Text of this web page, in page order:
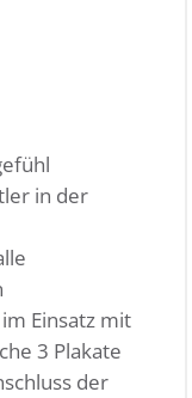
in der
Einsatz mit
3 Plakate
der